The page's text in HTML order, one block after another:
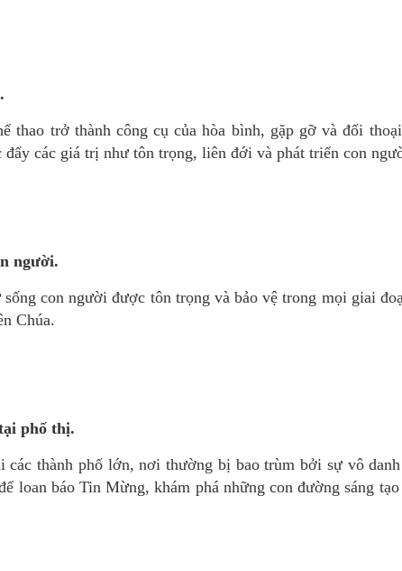
thao trở thành công cụ của hòa bình, gặp gỡ và đối
đẩy các giá trị như tôn trọng, liên đới và phát triển con
người.
sống con người được tôn trọng và bảo vệ trong mọi giai
Chúa.
phố thị.
các thành phố lớn, nơi thường bị bao trùm bởi sự vô
loan báo Tin Mừng, khám phá những con đường sáng